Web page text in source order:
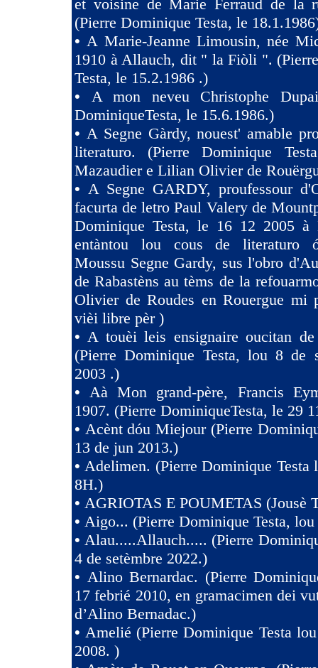
et voisine de Marie Ferraud de la
(Pierre Dominique Testa, le
•A Marie-Jeanne Limousin, née
1910 à Allauch, dit " la Fiòli ".
Testa, le 15.2.1986 .)
• A mon neveu Christophe
DominiqueTesta, le 15.6.1986.)
• A Segne Gàrdy, nouest' amable
literaturo. (Pierre Dominique
Mazaudier e Lilian Olivier de
• A Segne GARDY, proufessour
facurta de letro Paul Valery de
Dominique Testa, le 16 12 2005 à
entàntou lou cous de literaturo
Moussu Segne Gardy, sus l'obro
de Rabastèns au tèms de la
Olivier de Roudes en Rouergue mi
vièi libre pèr )
•A touèi leis ensignaire oucitan
(Pierre Dominique Testa, lou 8 de
2003 .)
•Aà Mon grand-père, Francis
1907. (Pierre DominiqueTesta, le 29
• Acènt dóu Miejour (Pierre
13 de jun 2013.)
•Adelimen. (Pierre Dominique Testa
8H.)
• AGRIOTAS E POUMETAS (Jousè
• Aigo... (Pierre Dominique Testa, lou
•Alau.....Allauch..... (Pierre
4 de setèmbre 2022.)
• Alino Bernardac. (Pierre
17 febrié 2010, en gramacimen dei
d’Alino Bernadac.)
•Amelié (Pierre Dominique Testa
2008. )